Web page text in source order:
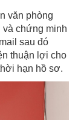
văn phòng
và chứng minh
sau đó
thuận lợi cho
hạn hồ sơ.